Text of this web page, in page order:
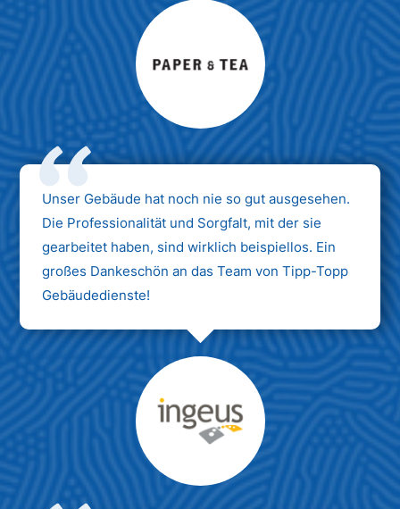
Max Mustermann
Unternehmen AG
Unser Gebäude hat noch nie so gut ausgesehen.
Die Professionalität und Sorgfalt, mit der sie
gearbeitet haben, sind wirklich beispiellos. Ein
großes Dankeschön an das Team von Tipp-Topp
Gebäudedienste!
Max Mustermann